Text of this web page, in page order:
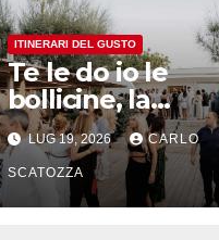
ITINERARI DEL GUSTO
Te le do io le
bollicine, la
tradizionale
festa di Ais
LUG 19, 2026 CARLO
SCATOZZA